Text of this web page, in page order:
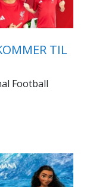
TIL
Football